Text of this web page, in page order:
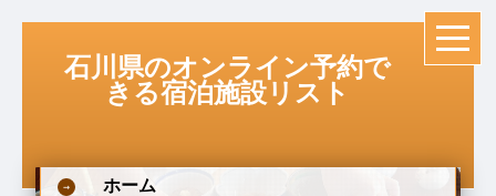
石川県のオンライン予約で
きる宿泊施設リスト
ホーム